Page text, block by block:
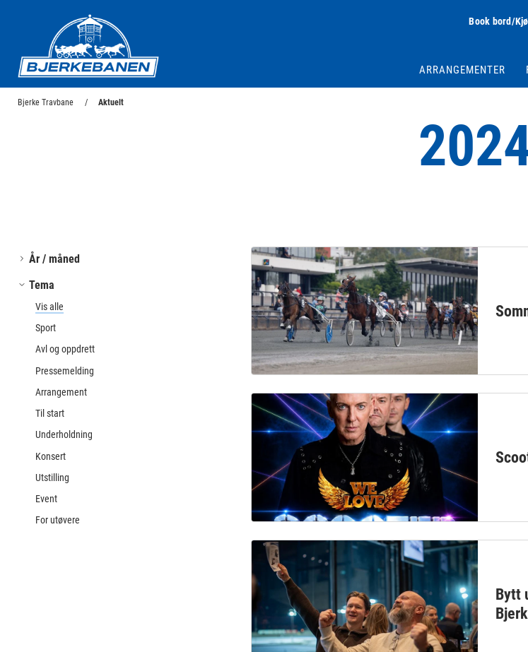
Book bord/
ARRANGEMENTER
Bjerke Travbane Aktuelt
År / måned
Tema
Vis alle
Sport
Avl og oppdrett
Pressemelding
Arrangement
Til start
Underholdning
Konsert
Utstilling
Event
For utøvere
Bytt